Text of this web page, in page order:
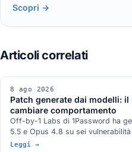
Scopri →
8 ago 2026
Patch generate dai modelli:
cambiare comportamento
Off-by-1 Labs di 1Password ha
5.5 e Opus 4.8 su sei
escalation nel kernel Linux e una
Leggi →